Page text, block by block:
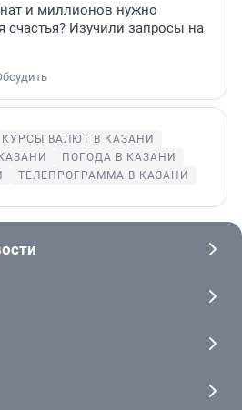
и миллионов нужно
счастья? Изучили запросы на
КУРСЫ ВАЛЮТ В КАЗАНИ
ПОГОДА В КАЗАНИ
ТЕЛЕПРОГРАММА В КАЗАНИ